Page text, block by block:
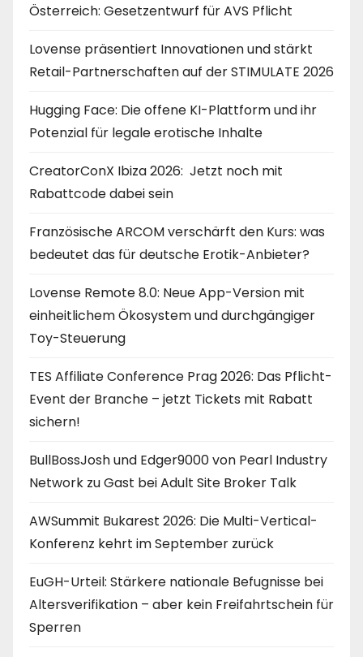
Österreich: Gesetzentwurf für AVS Pflicht
Lovense präsentiert Innovationen und stärkt
Retail-Partnerschaften auf der STIMULATE 2026
Hugging Face: Die offene KI-Plattform und ihr
Potenzial für legale erotische Inhalte
CreatorConX Ibiza 2026: Jetzt noch mit
Rabattcode dabei sein
Französische ARCOM verschärft den Kurs: was
bedeutet das für deutsche Erotik-Anbieter?
Lovense Remote 8.0: Neue App-Version mit
einheitlichem Ökosystem und durchgängiger
Toy-Steuerung
TES Affiliate Conference Prag 2026: Das Pflicht-
Event der Branche – jetzt Tickets mit Rabatt
sichern!
BullBossJosh und Edger9000 von Pearl Industry
Network zu Gast bei Adult Site Broker Talk
AWSummit Bukarest 2026: Die Multi-Vertical-
Konferenz kehrt im September zurück
EuGH-Urteil: Stärkere nationale Befugnisse bei
Altersverifikation – aber kein Freifahrtschein für
Sperren